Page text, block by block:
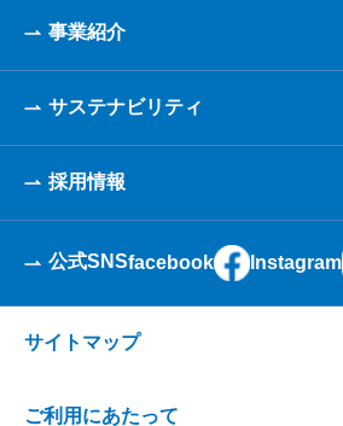
事業紹介
サステナビリティ
採用情報
公式SNSfacebook Instagram
サイトマップ
ご利用にあたって